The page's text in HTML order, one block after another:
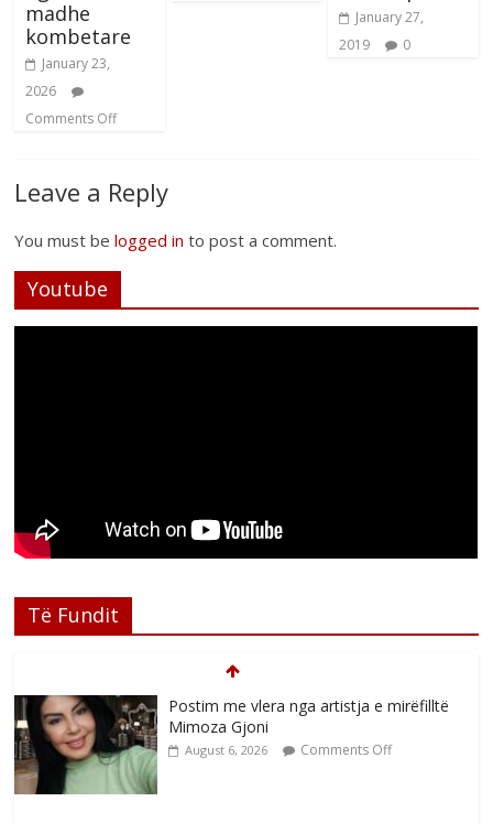
madhe
kombetare
January 23,
2026
Comments Off
January 27,
2019
0
Leave a Reply
You must belogged in to post a comment.
Youtube
Të Fundit
Postim me vlera nga artistja e mirëfilltë
Mimoza Gjoni
August 6, 2026 Comments Off